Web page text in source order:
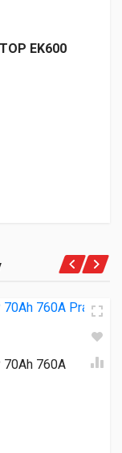
EK600
70Ah 760A